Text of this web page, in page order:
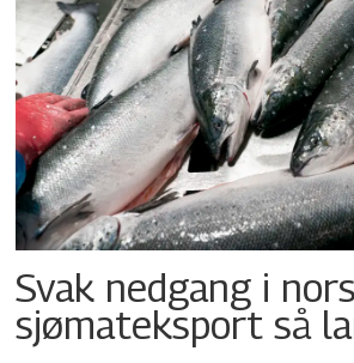
Svak nedgang i
sjømateksport så